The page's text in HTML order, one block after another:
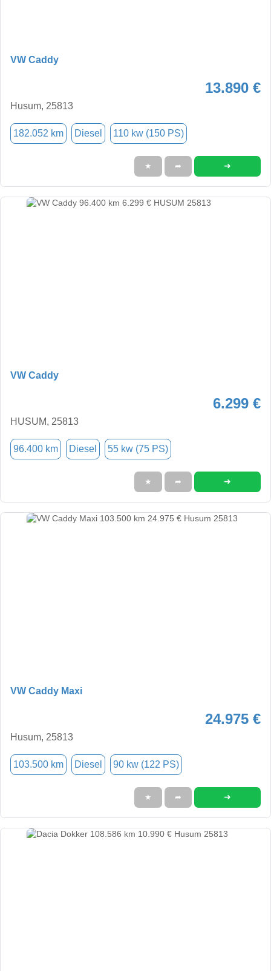
VW Caddy
13.890 €
Husum, 25813
182.052 km Diesel 110 kw (150 PS)
★ ➦ ➜
VW Caddy
6.299 €
HUSUM, 25813
96.400 km Diesel 55 kw (75 PS)
★ ➦ ➜
VW Caddy Maxi
24.975 €
Husum, 25813
103.500 km Diesel 90 kw (122 PS)
★ ➦ ➜